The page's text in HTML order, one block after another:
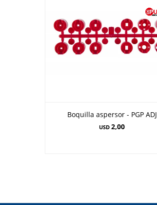
Boquilla aspersor - PGP ADJ
USD 2,00